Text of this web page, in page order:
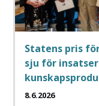
Statens pris
sju för
8.6.2026